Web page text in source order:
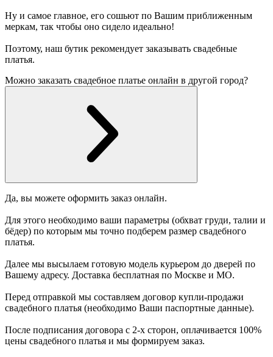
Ну и самое главное, его сошьют по Вашим приближенным
меркам, так чтобы оно сидело идеально!
Поэтому, наш бутик рекомендует заказывать свадебные
платья.
Можно заказать свадебное платье онлайн в другой город?
Да, вы можете оформить заказ онлайн.
Для этого необходимо ваши параметры (обхват груди, талии и
бёдер) по которым мы точно подберем размер свадебного
платья.
Далее мы высылаем готовую модель курьером до дверей по
Вашему адресу. Доставка бесплатная по Москве и МО.
Перед отправкой мы составляем договор купли-продажи
свадебного платья (необходимо Ваши паспортные данные).
После подписания договора с 2-х сторон, оплачивается 100%
цены свадебного платья и мы формируем заказ.